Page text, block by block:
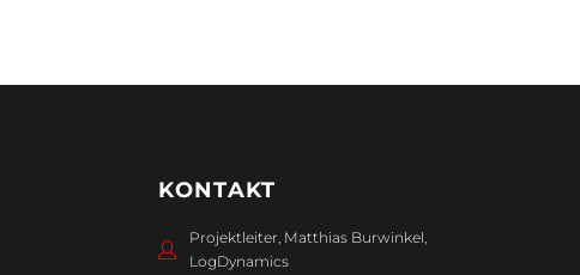
KONTAKT
Projektleiter, Matthias Burwinkel,
LogDynamics